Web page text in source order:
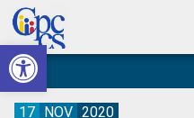
Abrir barra de herramientas
Skip
to
primary
navigation
Skip
to
main
content
Skip
to
primary
sidebar
Skip
to
footer
Consejo
de
Construyendo
Poder
Ciudadano
17 NOV 2020